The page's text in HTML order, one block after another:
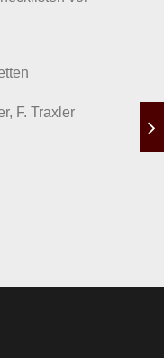
F. Traxler